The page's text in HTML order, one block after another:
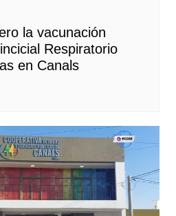
la vacunación
Respiratorio
en Canals